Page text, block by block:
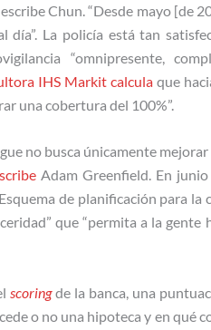
Chun. “Desde mayo
día”. La policía está tan
“omnipresente,
IHS Markit calcula que
una cobertura del 100%”.
no busca únicamente
Adam Greenfield. En
de planificación para
que “permita a la
scoringde la banca, una
o no una hipoteca y en qué